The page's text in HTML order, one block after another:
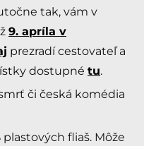
tak, vám v
9. apríla v
prezradí cestovateľ a
dostupné tu.
či česká komédia
fliaš. Môže